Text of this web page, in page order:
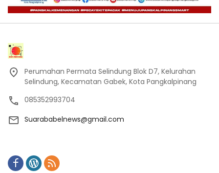
Perumahan Permata Selindung Blok D7, Kelurahan
Selindung, Kecamatan Gabek, Kota Pangkalpinang
085352993704
Suarababelnews@gmail.com